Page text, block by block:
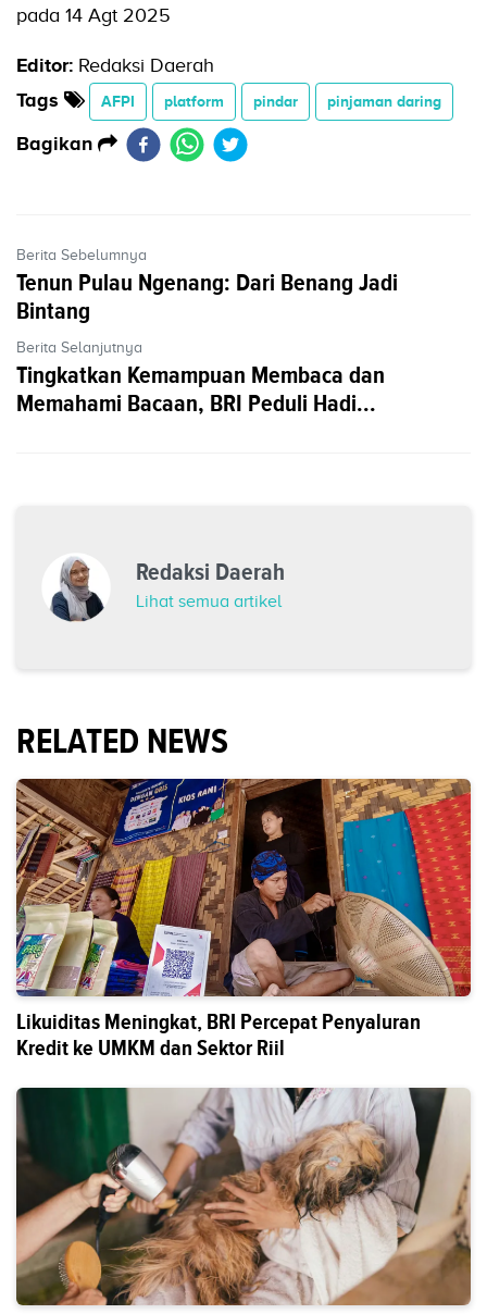
pada 14 Agt 2025
Editor: Redaksi Daerah
Tags
AFPI platform pindar pinjaman daring
Bagikan
Berita Sebelumnya
Tenun Pulau Ngenang: Dari Benang Jadi
Bintang
Berita Selanjutnya
Tingkatkan Kemampuan Membaca dan
Memahami Bacaan, BRI Peduli Hadi...
Redaksi Daerah
Lihat semua artikel
RELATED NEWS
Likuiditas Meningkat, BRI Percepat Penyaluran
Kredit ke UMKM dan Sektor Riil